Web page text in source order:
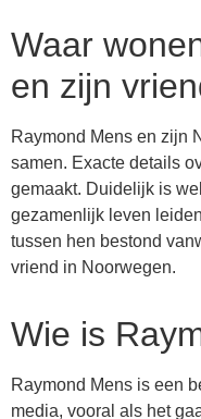
Waar
en zijn
Raymond Mens en zijn
samen. Exacte details
gemaakt. Duidelijk is
gezamenlijk leven
tussen hen bestond
vriend in Noorwegen.
Wie is
Raymond Mens is een
media, vooral als het